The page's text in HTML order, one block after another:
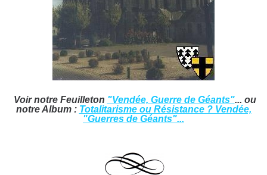
Voir notre Feuilleton "Vendée, Guerre de Géants"... ou
notre Album : Totalitarisme ou Résistance ? Vendée,
"Guerres de Géants"...